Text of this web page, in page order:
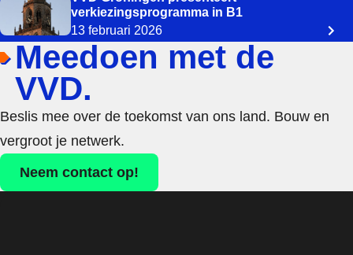
verkiezingsprogramma in B1
13 februari 2026
Meedoen met de
VVD.
Beslis mee over de toekomst van ons land. Bouw en
vergroot je netwerk.
Neem contact op!